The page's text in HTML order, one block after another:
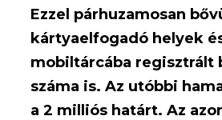
Ezzel párhuzamosan
kártyaelfogadó helyek
mobiltárcába regisztrált
száma is. Az utóbbi
a 2 milliós határt. Az